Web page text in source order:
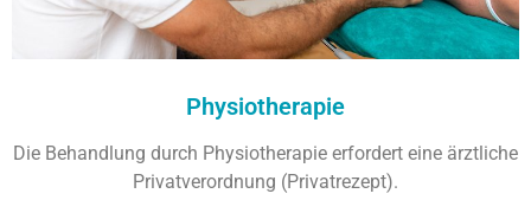
Physiotherapie
Die Behandlung durch Physiotherapie erfordert eine ärztliche
Privatverordnung (Privatrezept).